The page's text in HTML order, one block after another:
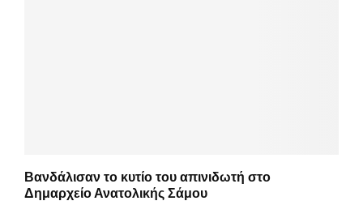
Βανδάλισαν το κυτίο του απινιδωτή στο
Δημαρχείο Ανατολικής Σάμου